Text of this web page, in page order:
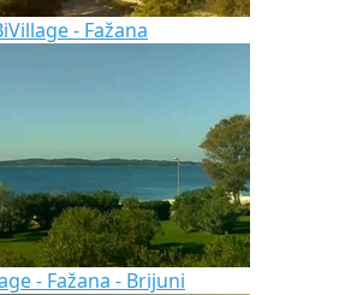
- Fažana
- Fažana - Brijuni